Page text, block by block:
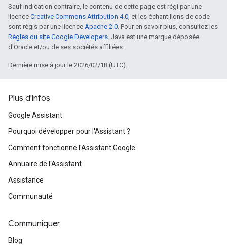
Sauf indication contraire, le contenu de cette page est régi par une
licence Creative Commons Attribution 4.0 , et les échantillons de code
sont régis par une licence Apache 2.0 . Pour en savoir plus, consultez les
Règles du site Google Developers . Java est une marque déposée
d'Oracle et/ou de ses sociétés affiliées.
Dernière mise à jour le 2026/02/18 (UTC).
Plus d'infos
Google Assistant
Pourquoi développer pour l'Assistant ?
Comment fonctionne l'Assistant Google
Annuaire de l'Assistant
Assistance
Communauté
Communiquer
Blog